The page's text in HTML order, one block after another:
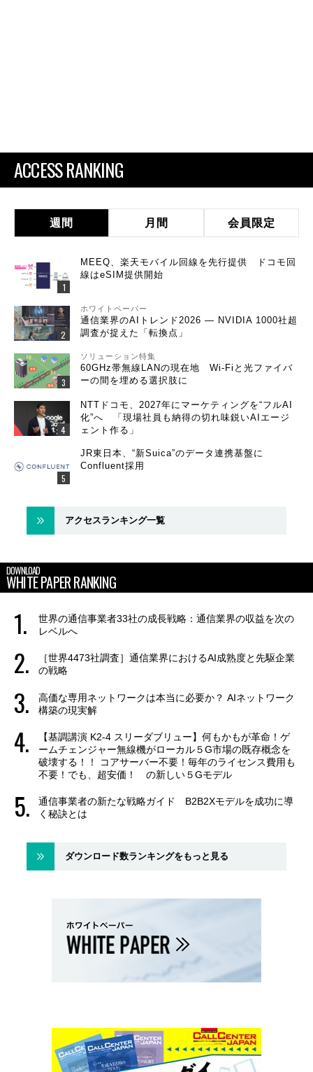
ACCESS RANKING
週間 月間 会員限定
MEEQ、楽天モバイル回線を先行提供 ドコモ回
線はeSIM提供開始
ホワイトペーパー
通信業界のAIトレンド2026 ― NVIDIA 1000社超
調査が捉えた「転換点」
ソリューション特集
60GHz帯無線LANの現在地 Wi-Fiと光ファイバ
ーの間を埋める選択肢に
NTTドコモ、2027年にマーケティングを“フルAI
化”へ 「現場社員も納得の切れ味鋭いAIエージ
ェント作る」
JR東日本、“新Suica”のデータ連携基盤に
Confluent採用
アクセスランキング一覧
DOWNLOAD
WHITE PAPER RANKING
世界の通信事業者33社の成長戦略：通信業界の収益を次の
レベルへ
［世界4473社調査］通信業界におけるAI成熟度と先駆企業
の戦略
高価な専用ネットワークは本当に必要か？ AIネットワーク
構築の現実解
【基調講演 K2-4 スリーダブリュー】何もかもが革命！ゲ
ームチェンジャー無線機がローカル５G市場の既存概念を
破壊する！！ コアサーバー不要！毎年のライセンス費用も
不要！でも、超安価！ の新しい５Gモデル
通信事業者の新たな戦略ガイド B2B2Xモデルを成功に導
く秘訣とは
ダウンロード数ランキングをもっと見る